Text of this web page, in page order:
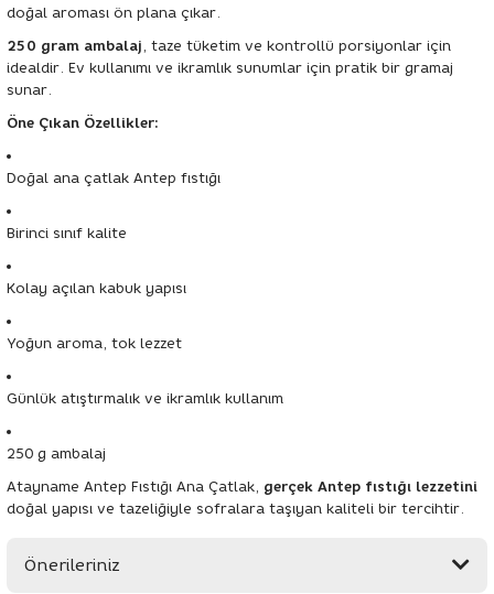
doğal aroması ön plana çıkar.
250 gram ambalaj , taze tüketim ve kontrollü porsiyonlar için
idealdir. Ev kullanımı ve ikramlık sunumlar için pratik bir gramaj
sunar.
Öne Çıkan Özellikler:
Doğal ana çatlak Antep fıstığı
Birinci sınıf kalite
Kolay açılan kabuk yapısı
Yoğun aroma, tok lezzet
Günlük atıştırmalık ve ikramlık kullanım
250 g ambalaj
Atayname Antep Fıstığı Ana Çatlak, gerçek Antep fıstığı lezzetini
doğal yapısı ve tazeliğiyle sofralara taşıyan kaliteli bir tercihtir.
Önerileriniz